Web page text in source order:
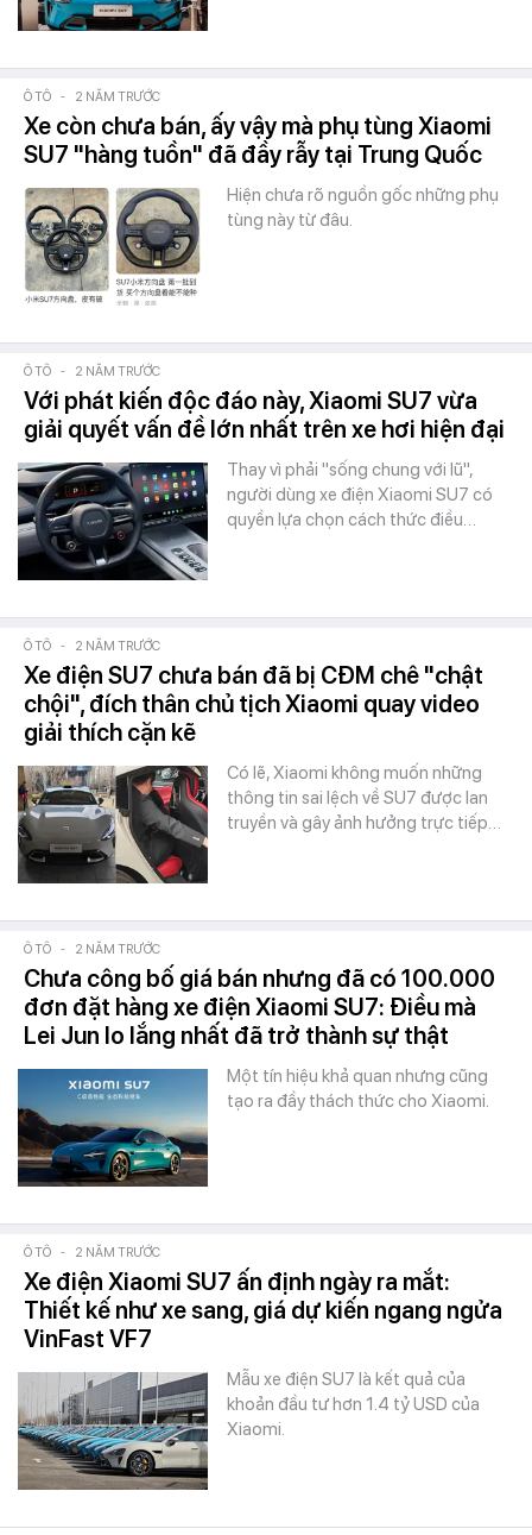
Ô TÔ - 2 NĂM TRƯỚC
Xe còn chưa bán, ấy vậy mà phụ tùng Xiaomi
SU7 "hàng tuồn" đã đầy rẫy tại Trung Quốc
Hiện chưa rõ nguồn gốc những phụ
tùng này từ đâu.
Ô TÔ - 2 NĂM TRƯỚC
Với phát kiến độc đáo này, Xiaomi SU7 vừa
giải quyết vấn đề lớn nhất trên xe hơi hiện đại
Thay vì phải "sống chung với lũ",
người dùng xe điện Xiaomi SU7 có
quyền lựa chọn cách thức điều…
Ô TÔ - 2 NĂM TRƯỚC
Xe điện SU7 chưa bán đã bị CĐM chê "chật
chội", đích thân chủ tịch Xiaomi quay video
giải thích cặn kẽ
Có lẽ, Xiaomi không muốn những
thông tin sai lệch về SU7 được lan
truyền và gây ảnh hưởng trực tiếp…
Ô TÔ - 2 NĂM TRƯỚC
Chưa công bố giá bán nhưng đã có 100.000
đơn đặt hàng xe điện Xiaomi SU7: Điều mà
Lei Jun lo lắng nhất đã trở thành sự thật
Một tín hiệu khả quan nhưng cũng
tạo ra đầy thách thức cho Xiaomi.
Ô TÔ - 2 NĂM TRƯỚC
Xe điện Xiaomi SU7 ấn định ngày ra mắt:
Thiết kế như xe sang, giá dự kiến ngang ngửa
VinFast VF7
Mẫu xe điện SU7 là kết quả của
khoản đầu tư hơn 1.4 tỷ USD của
Xiaomi.